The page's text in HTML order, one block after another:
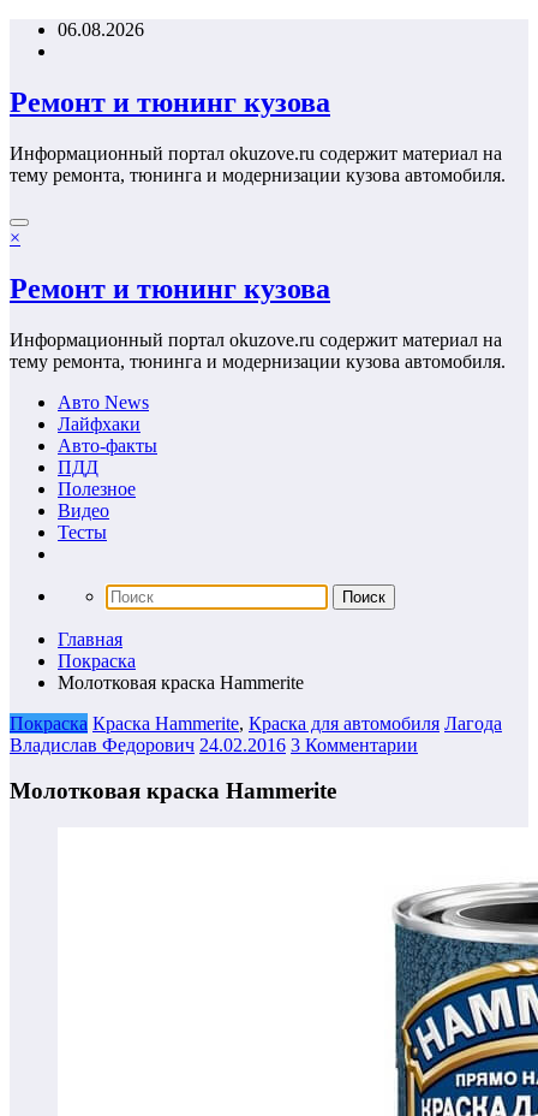
Перейти06.08.2026
Ремонт и тюнинг кузова
Информационный портал okuzove.ru содержит материал на
тему ремонта, тюнинга и модернизации кузова автомобиля.
×
Ремонт и тюнинг кузова
Информационный портал okuzove.ru содержит материал на
тему ремонта, тюнинга и модернизации кузова автомобиля.
Авто News
Лайфхаки
Авто-факты
ПДД
Полезное
Видео
Тесты
Главная
Покраска
Молотковая краска Hammerite
Покраска Краска Hammerite, Краска для автомобиля Лагода
Владислав Федорович 24.02.2016 3 Комментарии
Молотковая краска Hammerite